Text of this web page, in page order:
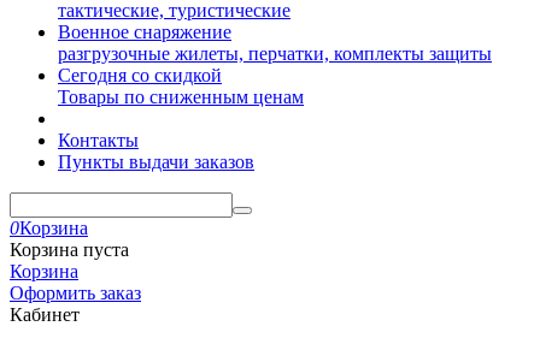
тактические, туристические
Военное снаряжение
разгрузочные жилеты, перчатки, комплекты защиты
Сегодня со скидкой
Товары по сниженным ценам
Контакты
Пункты выдачи заказов
0Корзина
Корзина пуста
Корзина
Оформить заказ
Кабинет